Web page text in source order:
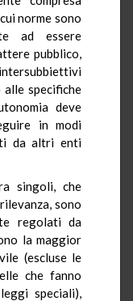
norme sono
ad essere
pubblico,
specifiche
deve
in modi
da altri enti
singoli, che
sono
regolati da
la maggior
(escluse le
che fanno
speciali),